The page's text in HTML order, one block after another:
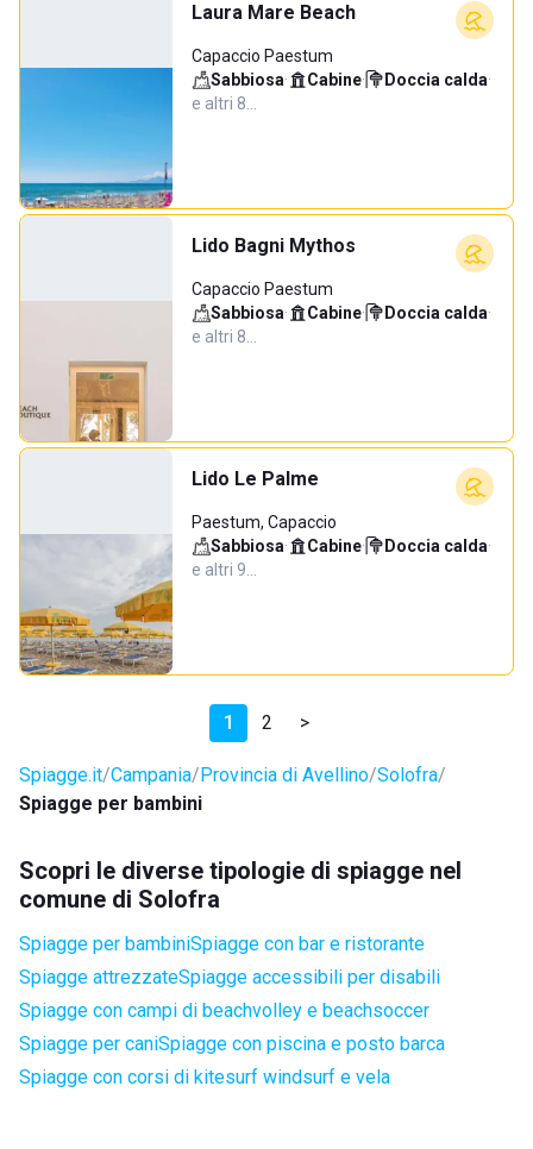
Laura Mare Beach
Capaccio Paestum
Sabbiosa· Cabine· Doccia calda·
e altri 8…
Lido Bagni Mythos
Capaccio Paestum
Sabbiosa· Cabine· Doccia calda·
e altri 8…
Lido Le Palme
Paestum, Capaccio
Sabbiosa· Cabine· Doccia calda·
e altri 9…
1 2 >
Spiagge.it Campania Provincia di Avellino Solofra
Spiagge per bambini
Scopri le diverse tipologie di spiagge nel
comune di Solofra
Spiagge per bambiniSpiagge con bar e ristorante
Spiagge attrezzateSpiagge accessibili per disabili
Spiagge con campi di beachvolley e beachsoccer
Spiagge per caniSpiagge con piscina e posto barca
Spiagge con corsi di kitesurf windsurf e vela